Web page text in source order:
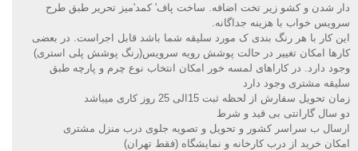
دار شدن و کشو زیر تخت اضافه. ساخت پاف' کمد'میز تحریر طبق طرح
سرویس خواب با هزینه جداگانه
این کار با هر رنگ بندی ک مورد سلیقه شما باشد قابل اجراست. در بعضی
کارها امکان تغییر در حالت پوشش رویه سرویس(رنگ پوشش پلی استری)
وجود دارد. در کاراهای لمسه خور امکان انتخاب نوع چرم و پارچه طبق
سلیقه مشتری وجود دارد
زمان تحویل سفارش از لحظه ثبت 15الی 25 روز کاری میباشد
دو سال گارانتی بی قید و شرط
ارسال ب سراسر کشور و تحویل و تصویه جلوی درب منزل مشتری
امکان خرید از درب کارخانه و نمایشگاه (فقط تهران)